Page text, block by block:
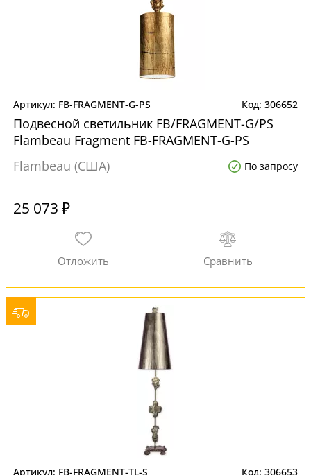
FB-FRAGMENT-G-PS 306652
Подвесной светильник FB/FRAGMENT-G/PS
Flambeau Fragment FB-FRAGMENT-G-PS
Flambeau (США)
По запросу
25 073 ₽
FB-FRAGMENT-TL-S 306653